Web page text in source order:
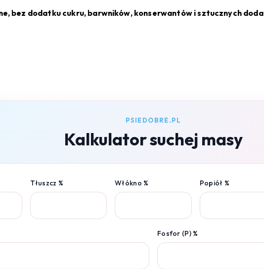
bez dodatku cukru, barwników, konserwantów i sztucznych
PSIEDOBRE.PL
Kalkulator suchej masy
Tłuszcz % Włókno % Popiół %
Fosfor (P) %